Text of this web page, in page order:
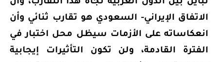
تباين بين الدول العربية تجاه هذا التقارب، وأن
الاتفاق الإيراني- السعودي هو تقارب ثنائي وأن
انعكاساته على الأزمات سيظل محل اختبار في
الفترة القادمة، ولن تكون التأثيرات إيجابية